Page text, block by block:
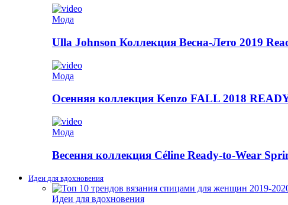
Мода
Ulla Johnson Коллекция Весна-Лето 2019
Мода
Осенняя коллекция Kenzo FALL 2018
Мода
Весення коллекция Céline Ready-to-Wear
Идеи для вдохновения
Идеи для вдохновения